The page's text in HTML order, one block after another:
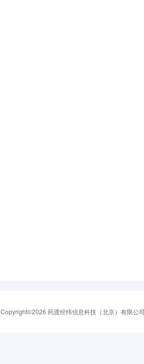
Copyright©2026 药渡经纬信息科技（北京）有限公